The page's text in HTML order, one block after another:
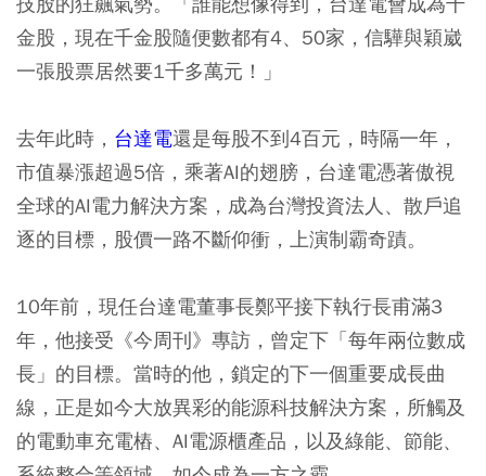
金股，現在千金股隨便數都有4、50家，信驊與穎崴
一張股票居然要1千多萬元！」
去年此時， 台達電還是每股不到4百元，時隔一年，
市值暴漲超過5倍，乘著AI的翅膀，台達電憑著傲視
全球的AI電力解決方案，成為台灣投資法人、散戶追
逐的目標，股價一路不斷仰衝，上演制霸奇蹟。
10年前，現任台達電董事長鄭平接下執行長甫滿3
年，他接受《今周刊》專訪，曾定下「每年兩位數成
長」的目標。當時的他，鎖定的下一個重要成長曲
線，正是如今大放異彩的能源科技解決方案，所觸及
的電動車充電樁、AI電源櫃產品，以及綠能、節能、